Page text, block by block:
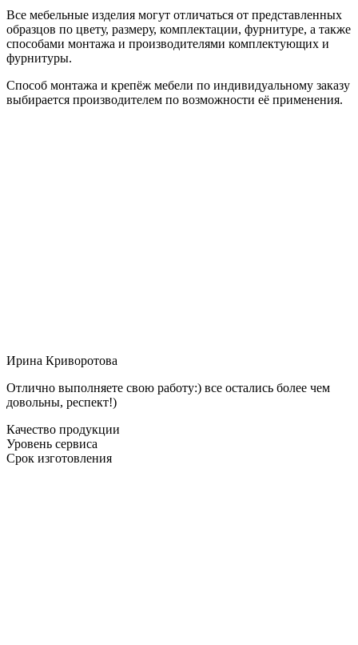
Все мебельные изделия могут отличаться от представленных
образцов по цвету, размеру, комплектации, фурнитуре, а также
способами монтажа и производителями комплектующих и
фурнитуры.
Способ монтажа и крепёж мебели по индивидуальному заказу
выбирается производителем по возможности её применения.
Ирина Криворотова
Отлично выполняете свою работу:) все остались более чем
довольны, респект!)
Качество продукции
Уровень сервиса
Срок изготовления